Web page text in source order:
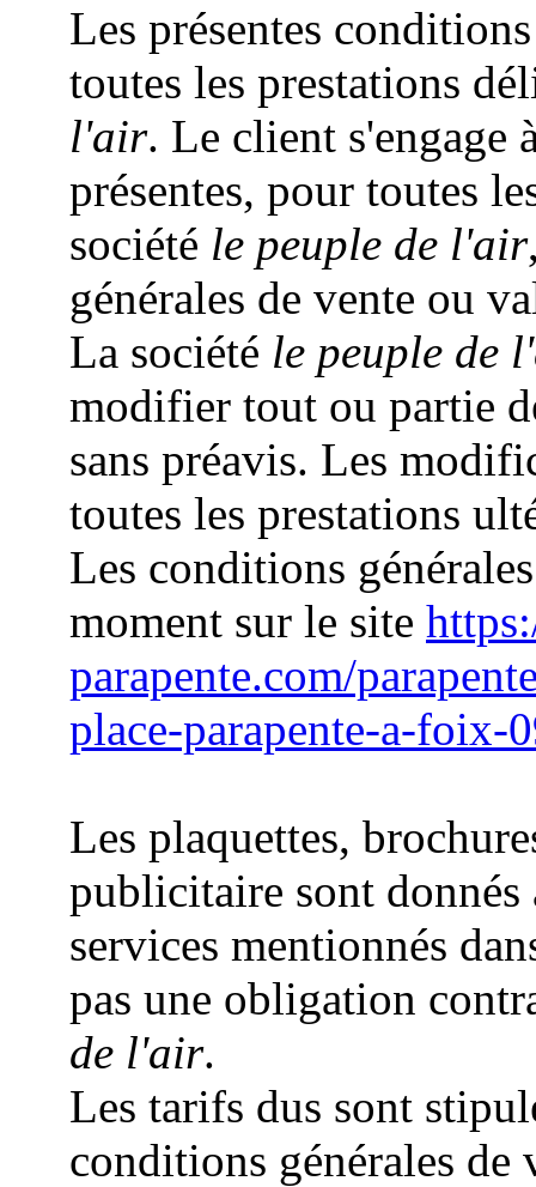
Les présentes
toutes les prestations
l'air. Le client s'engage
présentes, pour toutes
société le peuple de l'air
générales de vente ou
La société le peuple de
modifier tout ou partie
sans préavis. Les
toutes les prestations
Les conditions
moment sur le site
parapente.com/
place-parapente-a-foix-
Les plaquettes,
publicitaire sont
services mentionnés
pas une obligation
de l'air.
Les tarifs dus sont
conditions générales de